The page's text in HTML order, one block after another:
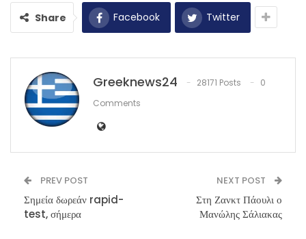
Share Facebook Twitter
Greeknews24 28171 Posts
0
Comments
PREV POST
Σημεία δωρεάν rapid-
test, σήμερα
NEXT POST
Στη Ζανκτ Πάουλι ο
Μανώλης Σάλιακας